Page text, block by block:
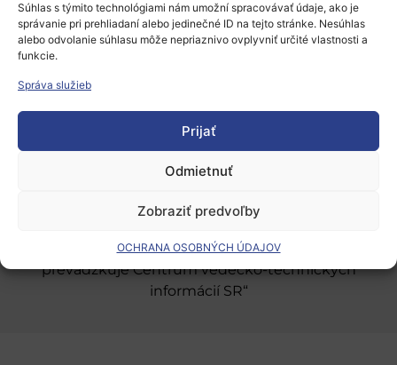
Súhlas s týmito technológiami nám umožní spracovávať údaje, ako je
správanie pri prehliadaní alebo jedinečné ID na tejto stránke. Nesúhlas
alebo odvolanie súhlasu môže nepriaznivo ovplyvniť určité vlastnosti a
funkcie.
Správa služieb
Prijať
Odmietnuť
Zobraziť predvoľby
OCHRANA OSOBNÝCH ÚDAJOV
Európsky výskumný priestor
Grantové programy pre výskum
Odber noviniek
úniou v rámci Programu Slovensko. Portál
prevádzkuje Centrum vedecko-technických
informácií SR“